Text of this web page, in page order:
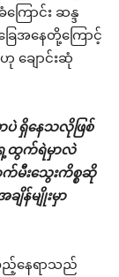
ောင်း ဆန္ဒ
အနေတို့ကြောင့်
ျောင်းဆုံ
ပဲ ရှိနေသလိုဖြစ်
ထွက်ရဲမှာလဲ
မီးသွေးကိစ္စဆို
န်မျိုးမှာ
ည့်နေရာသည်